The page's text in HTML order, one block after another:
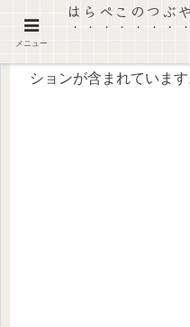
【景品表示法に基づく
ションが含まれています
メニュー
はらぺこのつぶ